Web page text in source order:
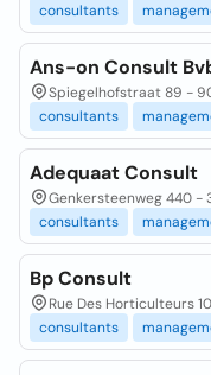
consultants
Ans-on Consult
Spiegelhofstraat 89 -
consultants
Adequaat Consult
Genkersteenweg 440 -
consultants
Bp Consult
Rue Des Horticulteurs
consultants